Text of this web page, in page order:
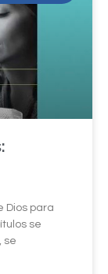
Dios para
se
se